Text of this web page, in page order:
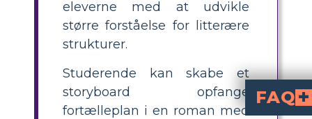
eleverne med at udvikle
større forståelse for litterære
strukturer.
Studerende kan skabe et
storyboard opfange
fortælleplan i en roman med
FAQ